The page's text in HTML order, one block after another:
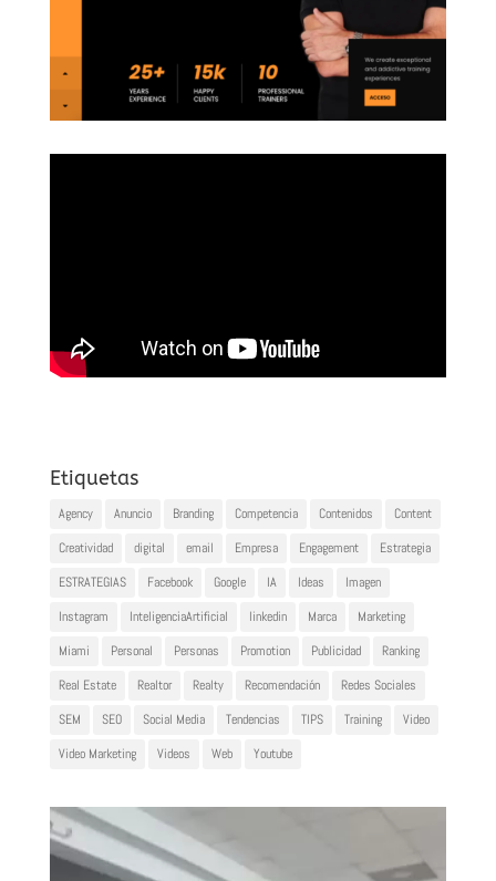
Etiquetas
Agency Anuncio Branding Competencia Contenidos
Content
Creatividad
digital email Empresa Engagement
Estrategia
ESTRATEGIAS
Facebook Google IA Ideas
Imagen
Instagram
InteligenciaArtificial linkedin Marca
Marketing
Miami
Personal Personas Promotion Publicidad
Ranking
Real Estate
Realtor Realty Recomendación
Redes Sociales
SEM
SEO Social Media Tendencias TIPS Training
Video
Video Marketing
Videos Web Youtube
Reproductor
de
vídeo